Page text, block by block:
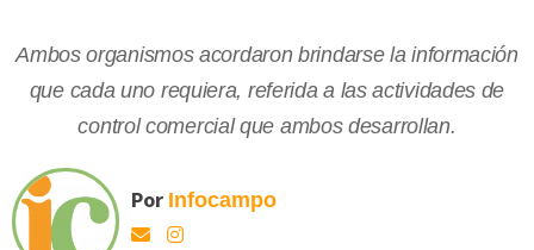
Ambos organismos acordaron brindarse la información
que cada uno requiera, referida a las actividades de
control comercial que ambos desarrollan.
Por Infocampo